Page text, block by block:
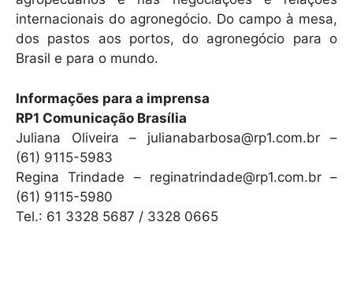
internacionais do agronegócio. Do campo à mesa,
dos pastos aos portos, do agronegócio para o
Brasil e para o mundo.
Informações para a imprensa
RP1 Comunicação Brasília
Juliana Oliveira – julianabarbosa@rp1.com.br –
(61) 9115-5983
Regina Trindade – reginatrindade@rp1.com.br –
(61) 9115-5980
Tel.: 61 3328 5687 / 3328 0665